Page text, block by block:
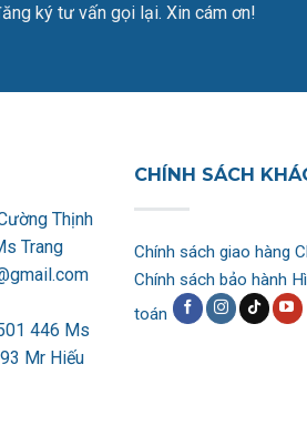
ký tư vấn gọi lại. Xin cám ơn!
Thịnh
Trang
446 Ms
Mr Hiếu
CHÍNH SÁCH
Chính sách giao hàng
Chính sách bảo hành
toán